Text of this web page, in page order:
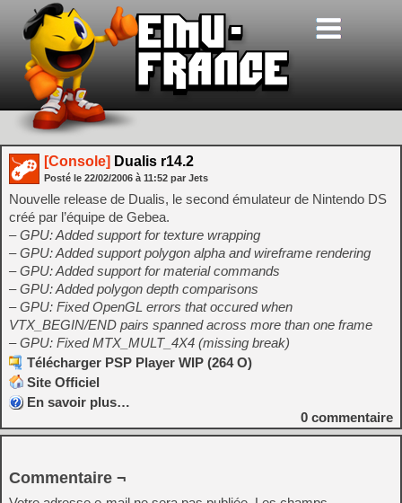
[Console] Dualis r14.2
Posté le 22/02/2006 à 11:52 par Jets
Nouvelle release de Dualis, le second émulateur de Nintendo DS
créé par l’équipe de Gebea.
– GPU: Added support for texture wrapping
– GPU: Added support polygon alpha and wireframe rendering
– GPU: Added support for material commands
– GPU: Added polygon depth comparisons
– GPU: Fixed OpenGL errors that occured when
VTX_BEGIN/END pairs spanned across more than one frame
– GPU: Fixed MTX_MULT_4X4 (missing break)
Télécharger PSP Player WIP (264 O)
Site Officiel
En savoir plus…
0 commentaire
Commentaire ¬